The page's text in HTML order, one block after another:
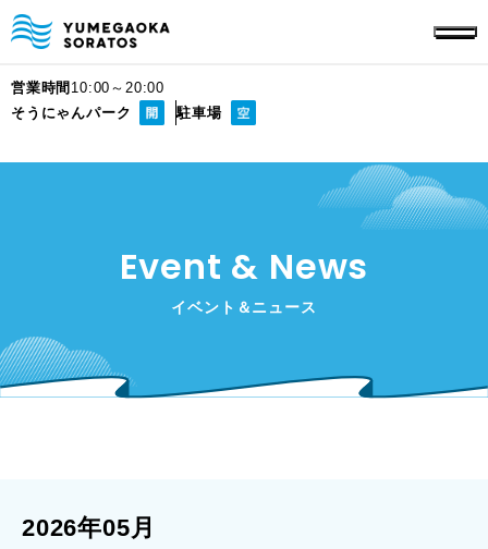
営業時間 10:00～20:00
そうにゃんパーク
駐車場
Event & News
イベント＆ニュース
2026年05月